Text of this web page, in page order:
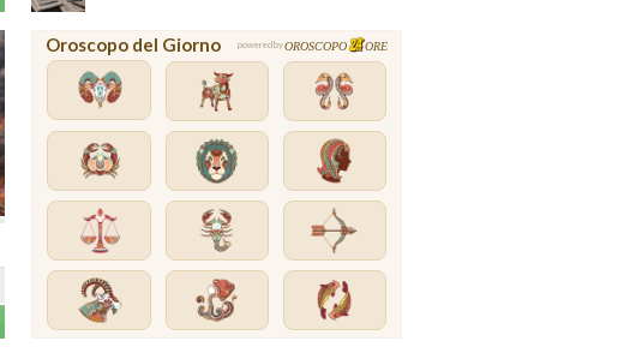
Oroscopo del Giorno powered byOROSCOPO ORE